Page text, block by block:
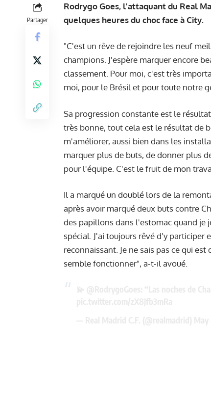
Partager
Rodrygo Goes, l'attaquant du Real
quelques heures du choc face à City.
"C'est un rêve de rejoindre les neuf
champions. J'espère marquer encore
classement. Pour moi, c'est très
moi, pour le Brésil et pour toute notre
Sa progression constante est le
très bonne, tout cela est le résultat de
m'améliorer, aussi bien dans les
marquer plus de buts, de donner plus
pour l'équipe. C'est le fruit de mon
Il a marqué un doublé lors de la
après avoir marqué deux buts contre
des papillons dans l'estomac quand je
spécial. J'ai toujours rêvé d'y participer
reconnaissant. Je ne sais pas ce qui
semble fonctionner", a-t-il avoué.